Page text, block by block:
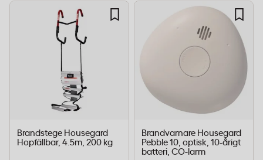
Brandstege Housegard
Hopfällbar, 4.5m, 200 kg
Brandvarnare Housegard
Pebble 10, optisk, 10-årigt
batteri, CO-larm